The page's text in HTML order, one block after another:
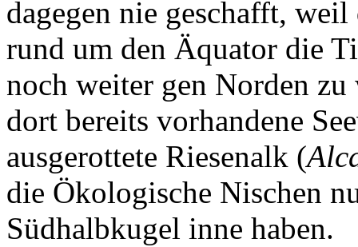
dagegen nie geschafft,
rund um den Äquator die
noch weiter gen Norden
dort bereits vorhandene
ausgerottete Riesenalk (
die Ökologische Nischen
Südhalbkugel inne haben.